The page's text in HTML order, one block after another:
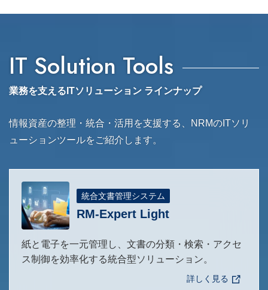
IT Solution Tools
業務を支えるITソリューション ラインナップ
情報資産の整理・統合・活用を支援する、
NRMのITソリ
ューションツールをご紹介します。
統合文書管理システム
RM-Expert Light
紙と電子を一元管理し、文書の分類・検索・アクセ
ス制御を効率化する統合型ソリューション。
詳しく見る